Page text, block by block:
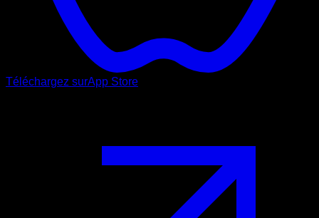
Téléchargez surApp Store